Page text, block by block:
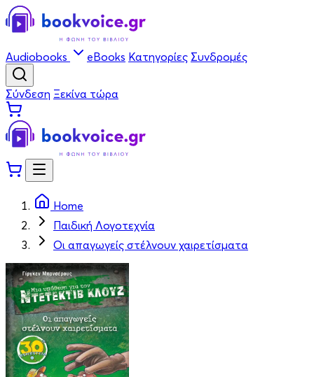
Audiobooks eBooks Κατηγορίες Συνδρομές
Σύνδεση Ξεκίνα τώρα
Home
Παιδική Λογοτεχνία
Οι απαγωγείς στέλνουν χαιρετίσματα